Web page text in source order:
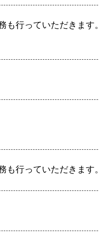
行っていただきます。
行っていただきます。